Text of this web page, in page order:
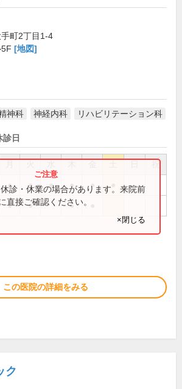
町2丁目1-4
[地図]
神科 神経内科 リハビリテーション科
日
祝
● ● ● ● ●
● ● ●
診・休業の場合があります。来院前
直接ご確認ください。
×閉じる
この医院の詳細をみる
ク